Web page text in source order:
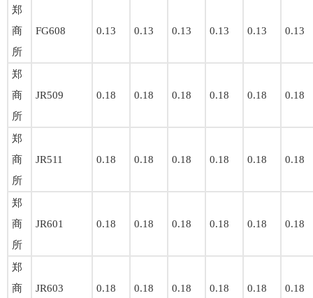
郑
商
所
FG608 0.13 0.13 0.13 0.13 0.13 0.13
郑
商
所
JR509 0.18 0.18 0.18 0.18 0.18 0.18
郑
商
所
JR511 0.18 0.18 0.18 0.18 0.18 0.18
郑
商
所
JR601 0.18 0.18 0.18 0.18 0.18 0.18
郑
商
JR603 0.18 0.18 0.18 0.18 0.18 0.18